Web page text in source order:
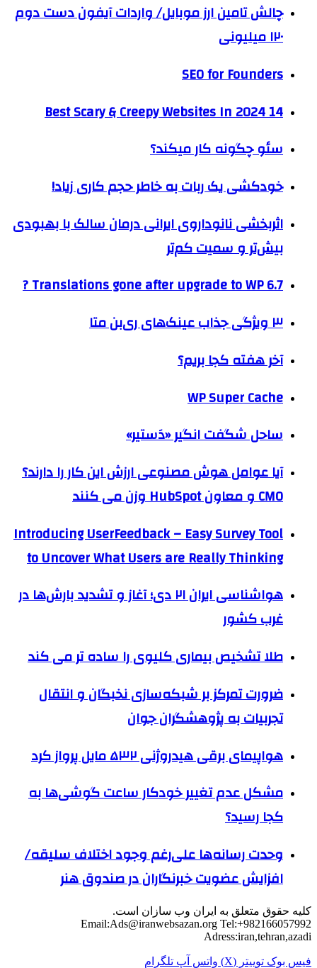
چالش تامین ارز موبایل/ واردات آیفون دست دوم
۱۲۰ میلیونی
SEO for Founders
14 Best Scary & Creepy Websites In 2024
سئو چگونه کار می­کند؟
خودکشی یک ربات به خاطر حجم کاری زیاد!
اثربخشی نانوداروی ایرانی درمان سالک با بهبودی
بیش‌تر و سمیت کم‌تر
Translations gone after upgrade to WP 6.7 ?
۳ ویژگی جذاب عینک‌های ری‌بن متا
آخر هفته کجا بریم؟
WP Super Cache
ساحل شگفت انگیر «دَستیر»
آیا عوامل هوش مصنوعی ارزش این کار را دارند؟
CMO و معاون HubSpot وزن می کنند
Introducing UserFeedback – Easy Survey Tool
to Uncover What Users are Really Thinking
هواشناسی ایران ۲۱ دی؛ آغاز و تشدید بارش‌ها در
غرب کشور
طلا تشخیص بیماری کلیوی را ساده تر می کند
ضرورت تمرکز بر شبکه‌سازی نخبگان و انتقال
تجربیات به پژوهشگران جوان
هواپیمای برقی هیدروژنی ۵۳۲ مایل پرواز کرد
مشکل عدم تغییر خودکار ساعت گوشی‌ها به
کجا رسید؟
وحدت رسانه‌ها علی‌رغم وجود اختلاف سلیقه/
افزایش عضویت خبرنگاران در صندوق هنر
کلیه حقوق متعلق به ایران وب سازان است.
Email:Ads@iranwebsazan.org Tel:+982166057992
Adress:iran,tehran,azadi
فیس بوک توییتر (X) واتس آپ تلگرام